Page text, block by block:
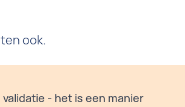
ook.
- het is een manier